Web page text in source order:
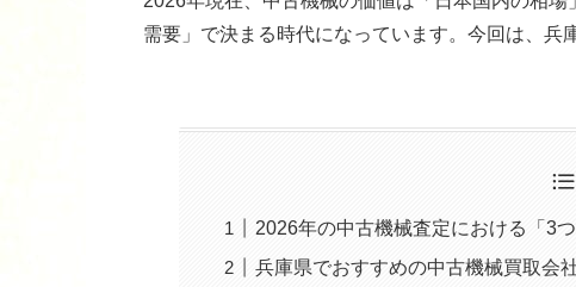
需要」で決まる時代になっています。今回は、兵
2026年の中古機械査定における「3つ
兵庫県でおすすめの中古機械買取会